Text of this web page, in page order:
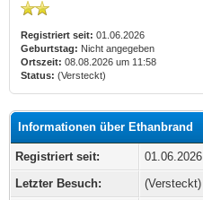
Registriert seit: 01.06.2026
Geburtstag: Nicht angegeben
Ortszeit: 08.08.2026 um 11:58
Status: (Versteckt)
Informationen über Ethanbrand
Registriert seit:
01.06.2026
Letzter Besuch:
(Versteckt)